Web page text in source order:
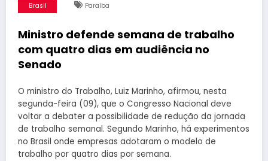
Brasil Paraíba
Ministro defende semana de trabalho
com quatro dias em audiência no
Senado
O ministro do Trabalho, Luiz Marinho, afirmou, nesta
segunda-feira (09), que o Congresso Nacional deve
voltar a debater a possibilidade de redução da jornada
de trabalho semanal. Segundo Marinho, há experimentos
no Brasil onde empresas adotaram o modelo de
trabalho por quatro dias por semana.